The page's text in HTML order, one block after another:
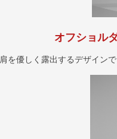
オフショル
肩を優しく露出するデザイン